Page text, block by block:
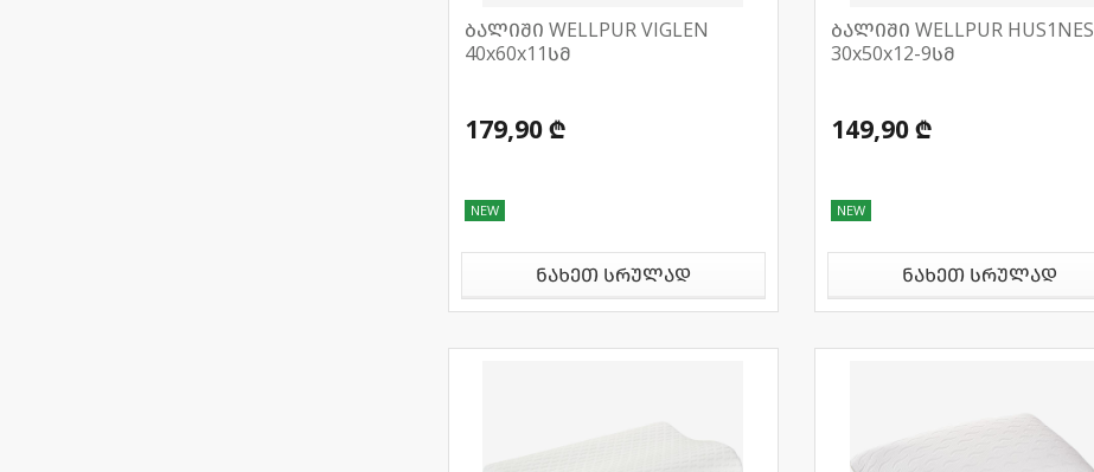
ბალიში WELLPUR VIGLEN
40x60x11სმ
179,90 ₾
NEW
ნახეთ სრულად
ბალიში WELLPUR HUS1NES
30x50x12-9სმ
149,90 ₾
NEW
ნახეთ სრულად